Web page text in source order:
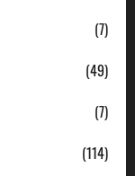
(7)
(49)
(7)
(114)